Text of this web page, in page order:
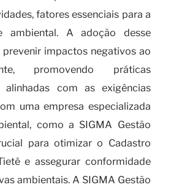
fatores essenciais para a
ambiental. A adoção desse
prevenir impactos negativos ao
promovendo práticas
alinhadas com as exigências
uma empresa especializada
como a SIGMA Gestão
para otimizar o Cadastro
e assegurar conformidade
ambientais. A SIGMA Gestão